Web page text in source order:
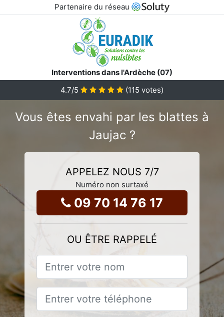
Partenaire du réseau
Interventions dans l'Ardèche (07)
4.7/5 (115 votes)
Vous êtes envahi par les blattes à
Jaujac ?
APPELEZ NOUS 7/7
Numéro non surtaxé
09 70 14 76 17
OU ÊTRE RAPPELÉ